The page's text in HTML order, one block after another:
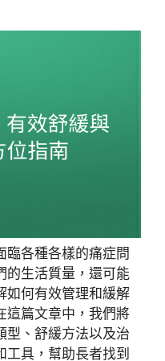
臨各種各樣的痛症問
的生活質量，還可能
如何有效管理和緩解
這篇文章中，我們將
型、舒緩方法以及治
具，幫助長者找到